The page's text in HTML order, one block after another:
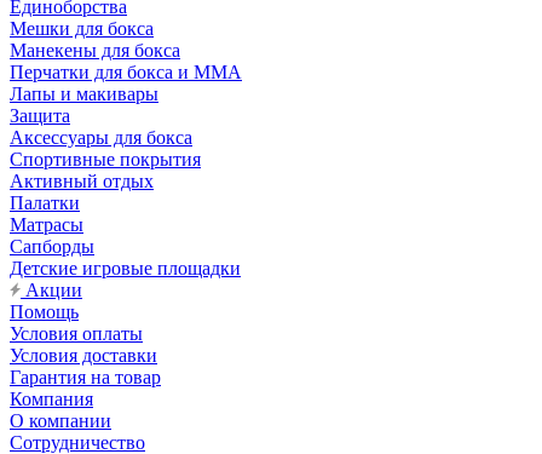
Единоборства
Мешки для бокса
Манекены для бокса
Перчатки для бокса и MMA
Лапы и макивары
Защита
Аксессуары для бокса
Спортивные покрытия
Активный отдых
Палатки
Матрасы
Сапборды
Детские игровые площадки
Акции
Помощь
Условия оплаты
Условия доставки
Гарантия на товар
Компания
О компании
Сотрудничество